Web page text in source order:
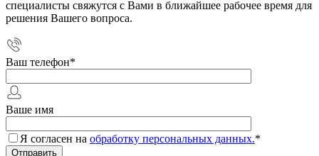
специалисты свяжутся с Вами в ближайшее рабочее время для
решения Вашего вопроса.
Ваш телефон*
Ваше имя
Я согласен на обработку персональных данных.*